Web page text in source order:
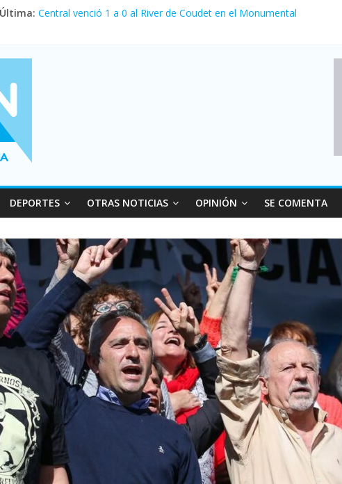
Última: Central venció 1 a 0 al River de Coudet en el Monumental
Vacaciones de invierno con más movimiento y consumo turístico:
Fuerte caída de la venta de autos usados en julio: bajó un 12,6%
DEPORTES OTRAS NOTICIAS OPINIÓN SE COMENTA